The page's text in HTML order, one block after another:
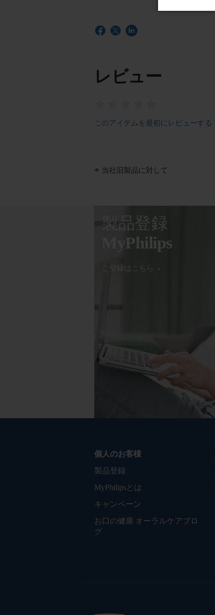
レビュー
このアイテムを最初にレビューする
当社旧製品に対して
製品登録
MyPhilips
ご登録はこちら
個人のお客様
製品登録
MyPhilipsとは
キャンペーン
お口の健康 オーラルケアブロ
グ